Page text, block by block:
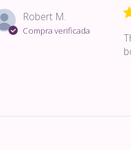
Robert M.
Compra verificada